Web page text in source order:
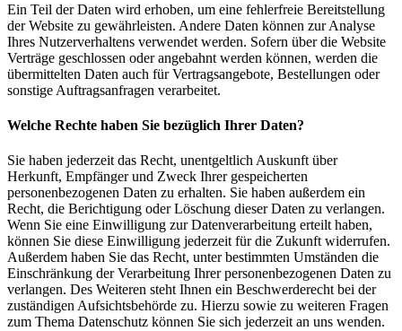
Ein Teil der Daten wird erhoben, um eine fehlerfreie Bereitstellung
der Website zu gewährleisten. Andere Daten können zur Analyse
Ihres Nutzerverhaltens verwendet werden. Sofern über die Website
Verträge geschlossen oder angebahnt werden können, werden die
übermittelten Daten auch für Vertragsangebote, Bestellungen oder
sonstige Auftragsanfragen verarbeitet.
Welche Rechte haben Sie bezüglich Ihrer Daten?
Sie haben jederzeit das Recht, unentgeltlich Auskunft über
Herkunft, Empfänger und Zweck Ihrer gespeicherten
personenbezogenen Daten zu erhalten. Sie haben außerdem ein
Recht, die Berichtigung oder Löschung dieser Daten zu verlangen.
Wenn Sie eine Einwilligung zur Datenverarbeitung erteilt haben,
können Sie diese Einwilligung jederzeit für die Zukunft widerrufen.
Außerdem haben Sie das Recht, unter bestimmten Umständen die
Einschränkung der Verarbeitung Ihrer personenbezogenen Daten zu
verlangen. Des Weiteren steht Ihnen ein Beschwerderecht bei der
zuständigen Aufsichtsbehörde zu. Hierzu sowie zu weiteren Fragen
zum Thema Datenschutz können Sie sich jederzeit an uns wenden.